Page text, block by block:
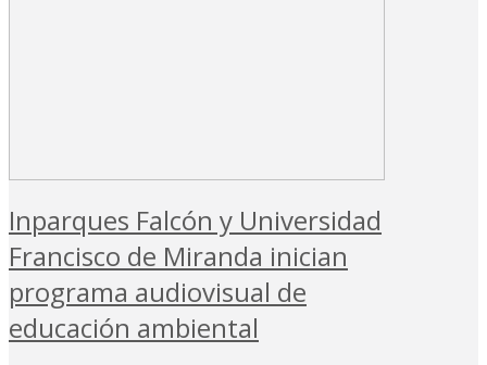
Inparques Falcón y Universidad
Francisco de Miranda inician
programa audiovisual de
educación ambiental